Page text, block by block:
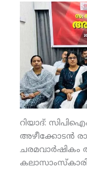
റിയാദ്:
അഴീക്കോടന്‍
ചരമവാര്‍ഷികം